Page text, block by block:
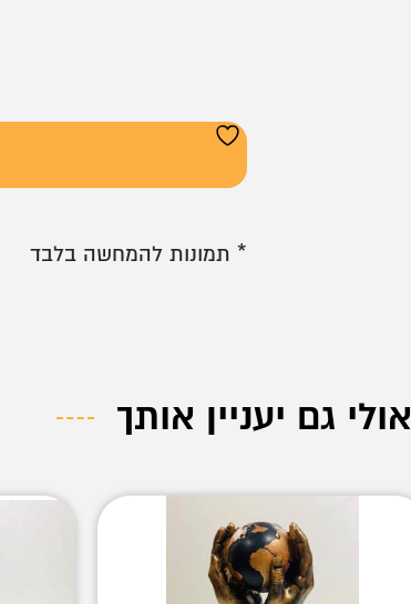
* תמונות להמחשה בלבד
אולי גם יעניין אותך